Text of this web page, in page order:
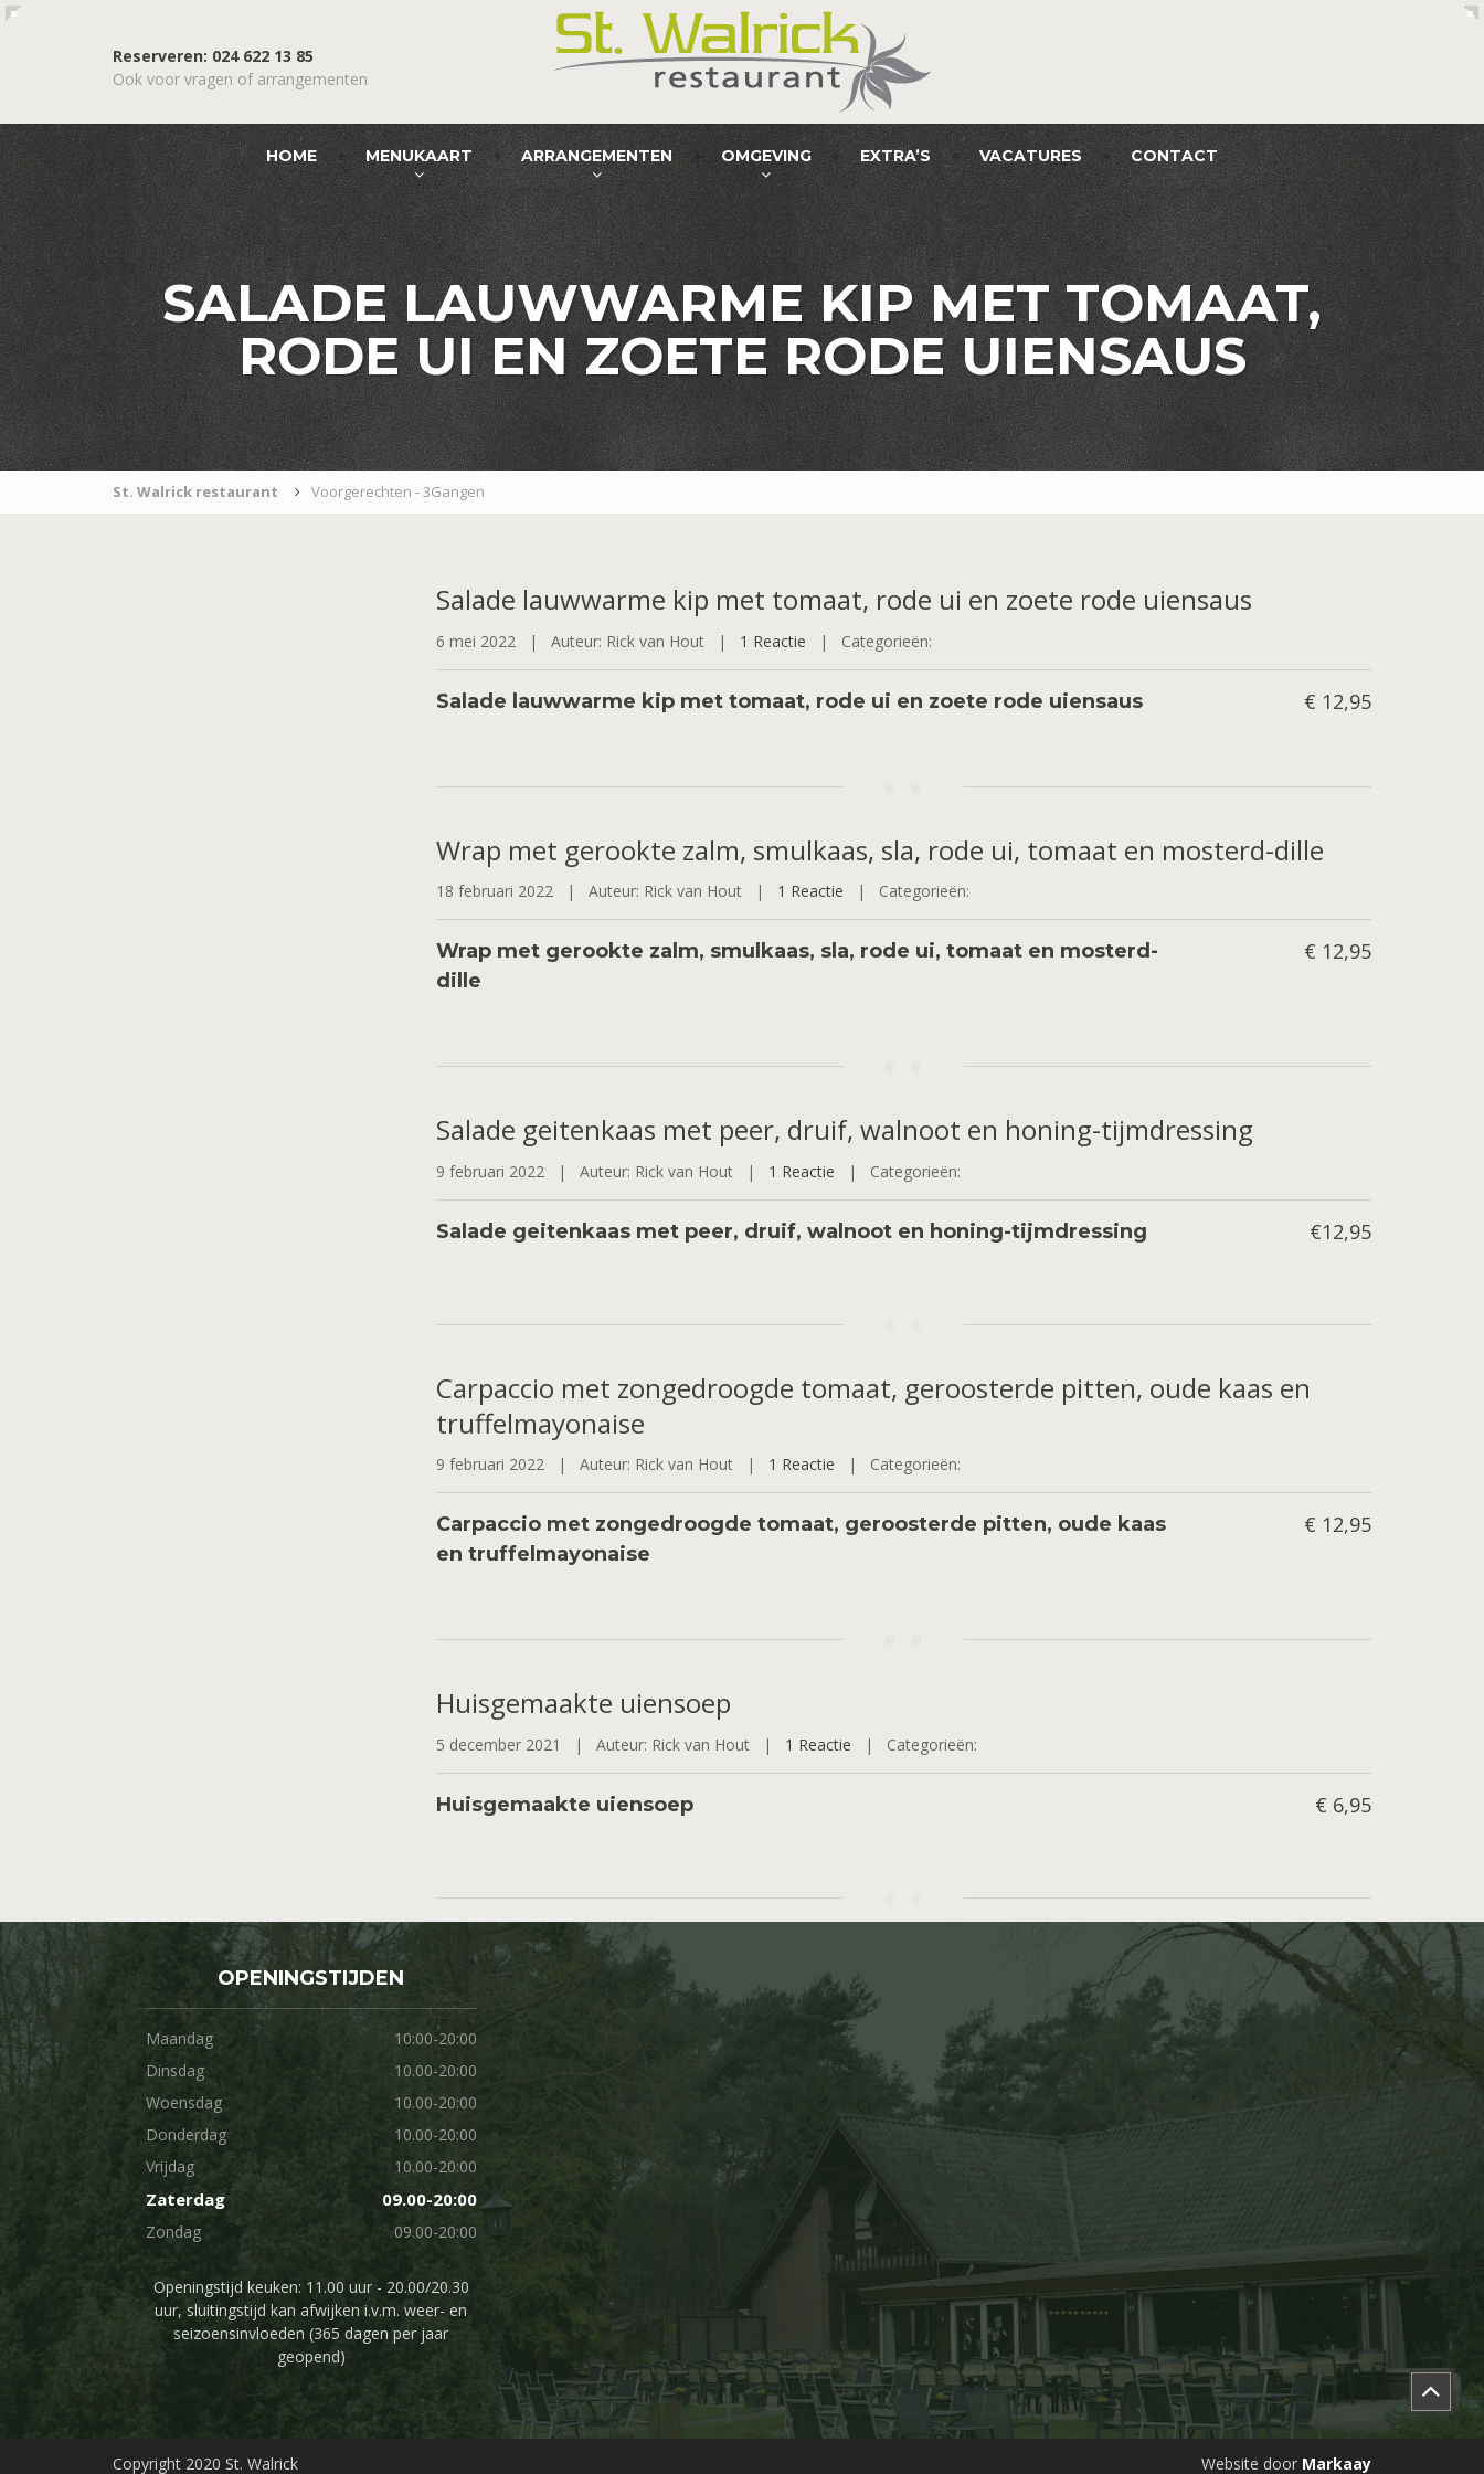
Reserveren: 024 622 13 85
Ook voor vragen of arrangementen
HOME MENUKAART ARRANGEMENTEN OMGEVING EXTRA’S VACATURES CONTACT
SALADE LAUWWARME KIP MET TOMAAT,
RODE UI EN ZOETE RODE UIENSAUS
St. Walrick restaurant Voorgerechten - 3Gangen
Salade lauwwarme kip met tomaat, rode ui en zoete rode uiensaus
6 mei 2022 | Auteur: Rick van Hout | 1 Reactie | Categorieën:
Salade lauwwarme kip met tomaat, rode ui en zoete rode uiensaus € 12,95
Wrap met gerookte zalm, smulkaas, sla, rode ui, tomaat en mosterd-dille
18 februari 2022 | Auteur: Rick van Hout | 1 Reactie | Categorieën:
Wrap met gerookte zalm, smulkaas, sla, rode ui, tomaat en mosterd-
dille
€ 12,95
Salade geitenkaas met peer, druif, walnoot en honing-tijmdressing
9 februari 2022 | Auteur: Rick van Hout | 1 Reactie | Categorieën:
Salade geitenkaas met peer, druif, walnoot en honing-tijmdressing €12,95
Carpaccio met zongedroogde tomaat, geroosterde pitten, oude kaas en
truffelmayonaise
9 februari 2022 | Auteur: Rick van Hout | 1 Reactie | Categorieën:
Carpaccio met zongedroogde tomaat, geroosterde pitten, oude kaas
en truffelmayonaise
€ 12,95
Huisgemaakte uiensoep
5 december 2021 | Auteur: Rick van Hout | 1 Reactie | Categorieën:
Huisgemaakte uiensoep € 6,95
OPENINGSTIJDEN
Maandag
10:00-20:00
Dinsdag
10.00-20:00
Woensdag
10.00-20:00
Donderdag
10.00-20:00
Vrijdag
10.00-20:00
Zaterdag 09.00-20:00
Zondag 09.00-20:00
Openingstijd keuken: 11.00 uur - 20.00/20.30
uur, sluitingstijd kan afwijken i.v.m. weer- en
seizoensinvloeden (365 dagen per jaar
geopend)
Copyright 2020 St. Walrick Website door Markaay